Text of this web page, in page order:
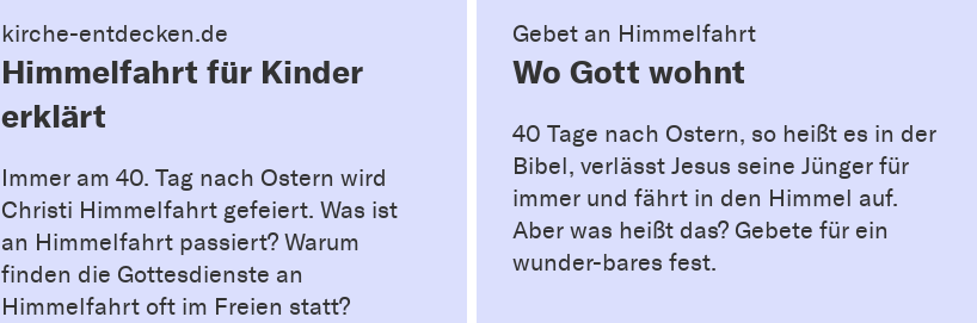
kirche-entdecken.de
Himmelfahrt für Kinder
erklärt
Immer am 40. Tag nach Ostern wird
Christi Himmelfahrt gefeiert. Was ist
an Himmelfahrt passiert? Warum
finden die Gottesdienste an
Himmelfahrt oft im Freien statt?
Gebet an Himmelfahrt
Wo Gott wohnt
40 Tage nach Ostern, so heißt es in der
Bibel, verlässt Jesus seine Jünger für
immer und fährt in den Himmel auf.
Aber was heißt das? Gebete für ein
wunder-bares fest.